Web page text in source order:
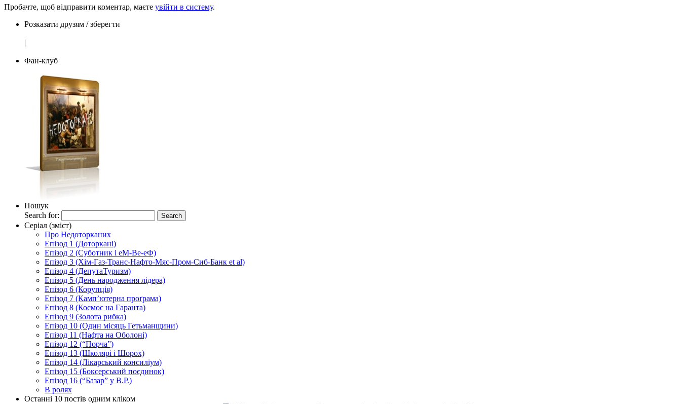
Пробачте, щоб відправити коментар, маєте увійти в систему.
Розказати друзям / зберегти
|
Фан-клуб
Пошук
Search for:
Серіал (зміст)
Про Недоторканих
Епізод 1 (Доторкані)
Епізод 2 (Суботник і еМ-Ве-еФ)
Епізод 3 (Хім-Газ-Транс-Нафто-Мяс-Пром-Сиб-Банк et al)
Епізод 4 (ДепутаТуризм)
Епізод 5 (День народження лідера)
Епізод 6 (Корупція)
Епізод 7 (Камп’ютерна проґрама)
Епізод 8 (Космос на Гаранта)
Епізод 9 (Золота рибка)
Епізод 10 (Один місяць Гетьманщини)
Епізод 11 (Нафта на Оболоні)
Епізод 12 (“Порча”)
Епізод 13 (Школярі і Шорох)
Епізод 14 (Лікарський консиліум)
Епізод 15 (Боксерський поєдинок)
Епізод 16 (“Базар” у В.Р.)
В ролях
Останні 10 постів одним кліком